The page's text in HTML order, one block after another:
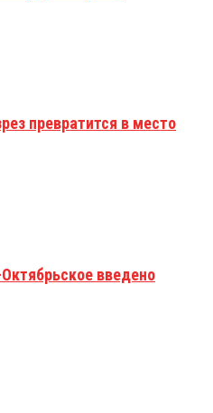
превратится в место
введено